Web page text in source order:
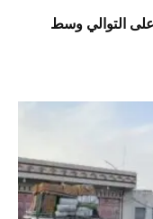
على التوالي وسط